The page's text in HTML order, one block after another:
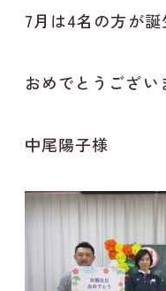
7月は4名の方が誕
おめでとうござ
中尾陽子様